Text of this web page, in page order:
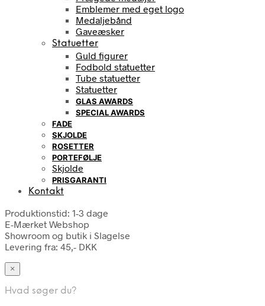
Emblemer med eget logo
Medaljebånd
Gaveæsker
Statuetter
Guld figurer
Fodbold statuetter
Tube statuetter
Statuetter
GLAS AWARDS
SPECIAL AWARDS
FADE
SKJOLDE
ROSETTER
PORTEFØLJE
Skjolde
PRISGARANTI
Kontakt
Produktionstid: 1-3 dage
E-Mærket Webshop
Showroom og butik i Slagelse
Levering fra: 45,- DKK
×
Hvad søger du?